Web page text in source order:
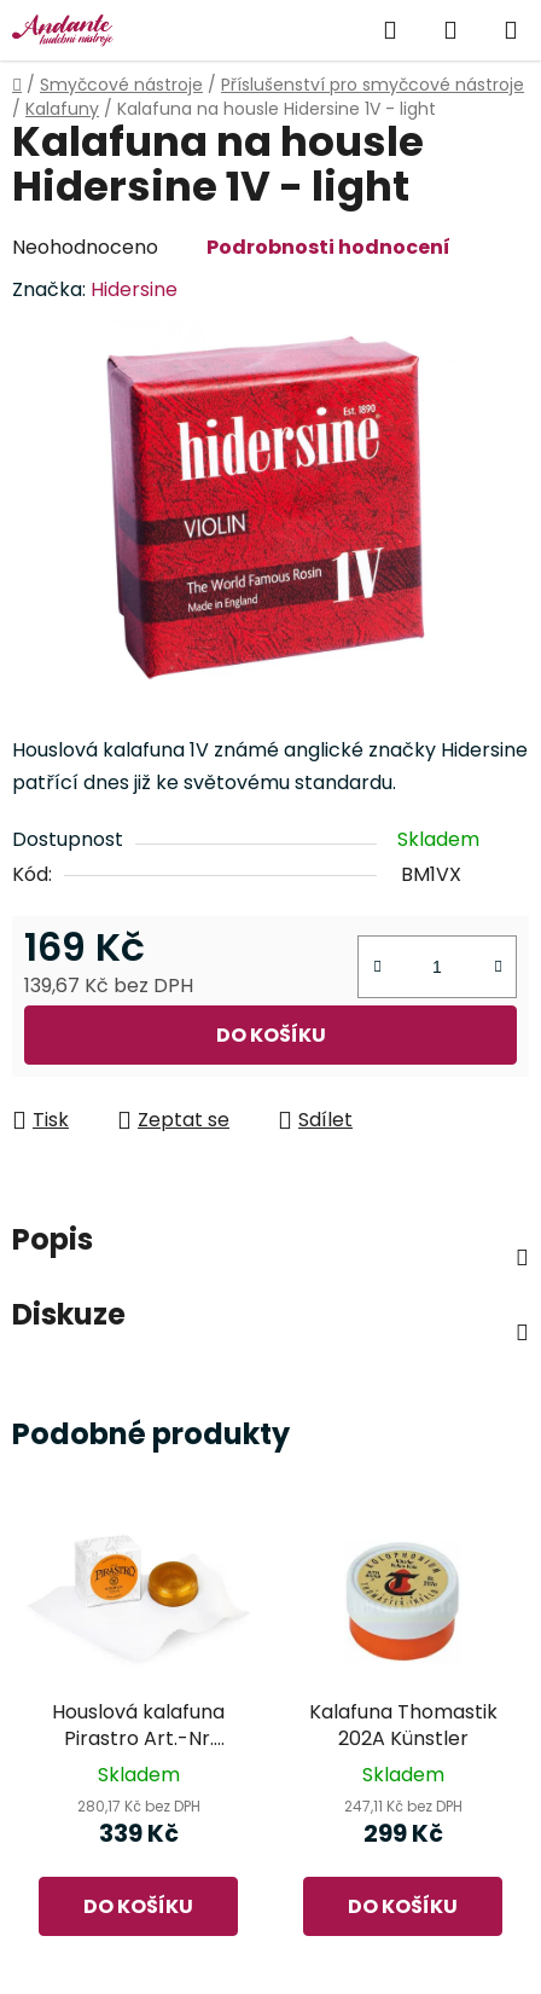
Přejít
na
obsah
Hledat
KOŠÍK
Domů
/ Smyčcové nástroje / Příslušenství pro smyčcové nástroje
/ Kalafuny / Kalafuna na housle Hidersine 1V - light
Houslová kalafuna 1V známé anglické značky Hidersine
patřící dnes již ke světovému standardu.
Dostupnost
Skladem
Kód:
BM1VX
169 Kč
139,67 Kč bez DPH
DO KOŠÍKU
Tisk Zeptat se Sdílet
Kalafuna na housle
Hidersine 1V - light
Průměrné
produktu
Neohodnoceno
Podrobnosti hodnocení
Značka: Hidersine
Popis
Diskuze
Podobné produkty
Houslová kalafuna
Pirastro Art.-Nr.
900600 Goldflex Rosin
Skladem
280,17 Kč bez DPH
339 Kč
DO KOŠÍKU
Kalafuna Thomastik
202A Künstler
Skladem
247,11 Kč bez DPH
299 Kč
DO KOŠÍKU